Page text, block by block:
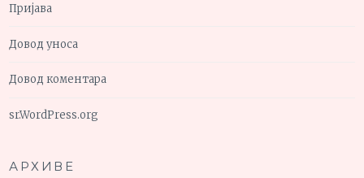
Пријава
Довод уноса
Довод коментара
sr.WordPress.org
АРХИВЕ